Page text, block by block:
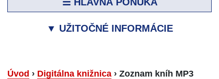
▼ UŽITOČNÉ INFORMÁCIE
Úvod › Digitálna knižnica › Zoznam kníh MP3